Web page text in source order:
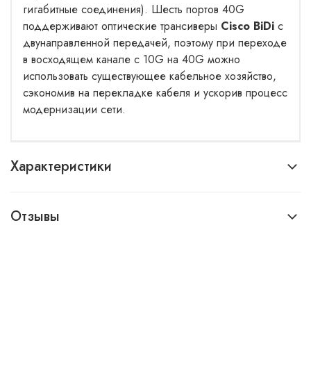
гигабитные соединения). Шесть портов 40G
поддерживают оптические трансиверы Cisco BiDi с
двунаправленной передачей, поэтому при переходе
в восходящем канале с 10G на 40G можно
использовать существующее кабельное хозяйство,
сэкономив на перекладке кабеля и ускорив процесс
модернизации сети.
Характеристики
Отзывы